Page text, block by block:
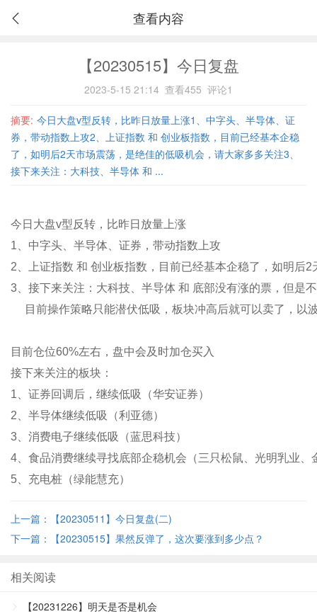
查看内容
【20230515】今日复盘
2023-5-15 21:14 查看455 评论1
摘要: 今日大盘v型反转，比昨日放量上涨1、中字头、半导体、证
券，带动指数上攻2、上证指数 和 创业板指数，目前已经基本企稳
了，如明后2天市场震荡，是绝佳的低吸机会，请大家多多关注3、
接下来关注：大科技、半导体 和 ...
今日大盘v型反转，比昨日放量上涨
1、中字头、半导体、证券，带动指数上攻
2、上证指数 和 创业板指数，目前已经基本企稳了，如明后
3、 接下来关注：大科技、半导体 和 底部没有涨的票，但是
目前操作策略只能潜伏低吸，板块冲高后就可以卖了，以
目前仓位60%左右，盘中会及时加仓买入
接下来关注的板块：
1、证券回调后，继续低吸（华安证券）
2、半导体继续低吸（利亚德）
3、消费电子继续低吸（蓝思科技）
4、食品消费继续寻找底部企稳机会（三只松鼠、光明乳业、
5、充电桩（绿能慧充）
上一篇：【20230511】今日复盘(二)
下一篇：【20230515】果然反弹了，这次要涨到多少点？
相关阅读
【20231226】明天是否是机会